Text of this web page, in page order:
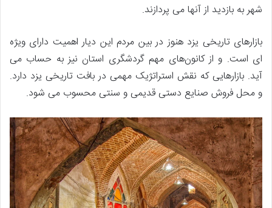
شهر به بازدید از آنها می پردازند.
بازارهای تاریخی یزد هنوز در بین مردم این دیار اهمیت دارای ویژه
ای است. و از کانون‌های مهم گردشگری استان نیز به حساب می
آید. بازارهایی که نقش استراتژیک مهمی در بافت تاریخی یزد دارد.
و محل فروش صنایع دستی قدیمی و سنتی محسوب می شود.